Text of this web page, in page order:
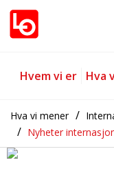
FNs
Gå til hovedinnhold
Gå til navigasjon
Hvem vi er Hva
Hva vi mener
Nyheter